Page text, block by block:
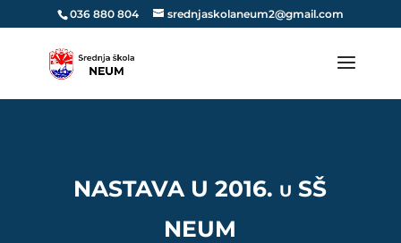
036 880 804 srednjaskolaneum2@gmail.com
NASTAVA U 2016. u SŠ
NEUM